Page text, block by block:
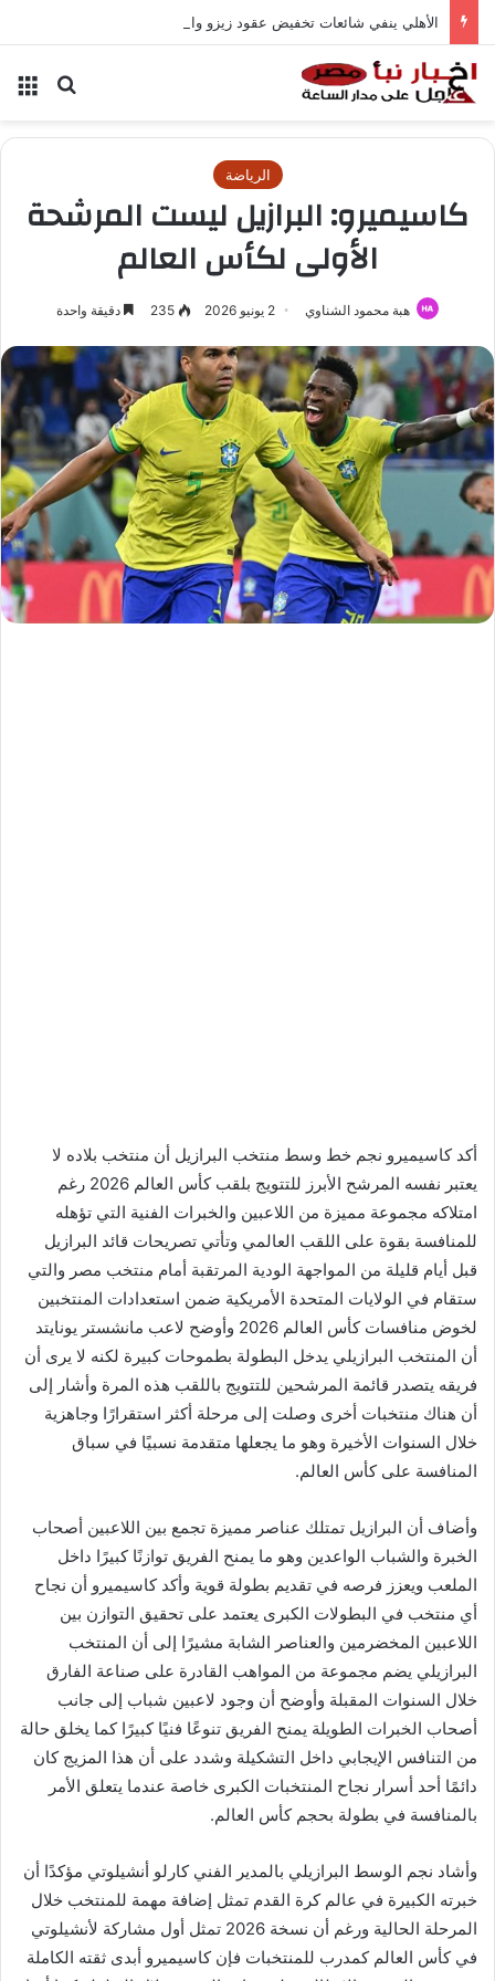
الأهلي ينفي شائعات تخفيض عقود زيزو والشناوي
بحث
الرياضة
كاسيميرو: البرازيل ليست المرشحة
الأولى لكأس العالم
هبة محمود الشناوي 2 يونيو 2026 235 دقيقة واحدة
أكد كاسيميرو نجم خط وسط منتخب البرازيل أن منتخب بلاده لا
يعتبر نفسه المرشح الأبرز للتتويج بلقب كأس العالم 2026 رغم
امتلاكه مجموعة مميزة من اللاعبين والخبرات الفنية التي تؤهله
للمنافسة بقوة على اللقب العالمي وتأتي تصريحات قائد البرازيل
قبل أيام قليلة من المواجهة الودية المرتقبة أمام منتخب مصر والتي
ستقام في الولايات المتحدة الأمريكية ضمن استعدادات المنتخبين
لخوض منافسات كأس العالم 2026 وأوضح لاعب مانشستر يونايتد
أن المنتخب البرازيلي يدخل البطولة بطموحات كبيرة لكنه لا يرى أن
فريقه يتصدر قائمة المرشحين للتتويج باللقب هذه المرة وأشار إلى
أن هناك منتخبات أخرى وصلت إلى مرحلة أكثر استقرارًا وجاهزية
خلال السنوات الأخيرة وهو ما يجعلها متقدمة نسبيًا في سباق
المنافسة على كأس العالم.
وأضاف أن البرازيل تمتلك عناصر مميزة تجمع بين اللاعبين أصحاب
الخبرة والشباب الواعدين وهو ما يمنح الفريق توازنًا كبيرًا داخل
الملعب ويعزز فرصه في تقديم بطولة قوية وأكد كاسيميرو أن نجاح
أي منتخب في البطولات الكبرى يعتمد على تحقيق التوازن بين
اللاعبين المخضرمين والعناصر الشابة مشيرًا إلى أن المنتخب
البرازيلي يضم مجموعة من المواهب القادرة على صناعة الفارق
خلال السنوات المقبلة وأوضح أن وجود لاعبين شباب إلى جانب
أصحاب الخبرات الطويلة يمنح الفريق تنوعًا فنيًا كبيرًا كما يخلق حالة
من التنافس الإيجابي داخل التشكيلة وشدد على أن هذا المزيج كان
دائمًا أحد أسرار نجاح المنتخبات الكبرى خاصة عندما يتعلق الأمر
بالمنافسة في بطولة بحجم كأس العالم.
وأشاد نجم الوسط البرازيلي بالمدير الفني كارلو أنشيلوتي مؤكدًا أن
خبرته الكبيرة في عالم كرة القدم تمثل إضافة مهمة للمنتخب خلال
المرحلة الحالية ورغم أن نسخة 2026 تمثل أول مشاركة لأنشيلوتي
في كأس العالم كمدرب للمنتخبات فإن كاسيميرو أبدى ثقته الكاملة